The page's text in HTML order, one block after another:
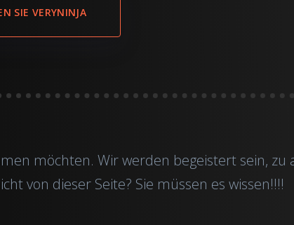
SIE VERYNINJA
möchten. Wir werden begeistert sein, zu
von dieser Seite? Sie müssen es wissen!!!!